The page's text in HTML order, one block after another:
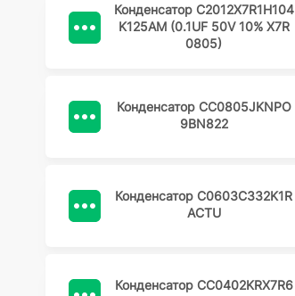
Конденсатор C2012X7R1H104
K125AM (0.1UF 50V 10% X7R
0805)
Конденсатор CC0805JKNPO
9BN822
Конденсатор C0603C332K1R
ACTU
Конденсатор CC0402KRX7R6